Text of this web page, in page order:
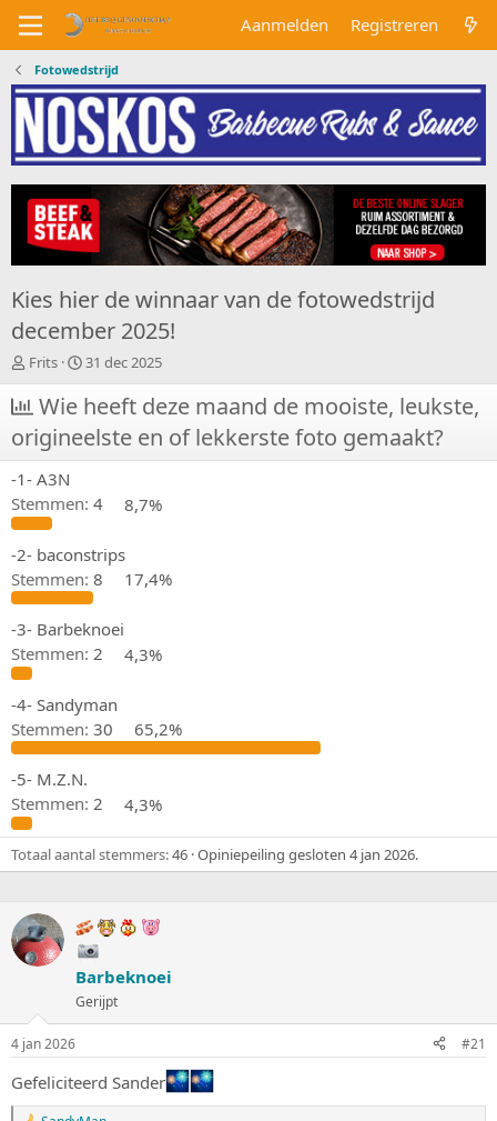
Aanmelden Registreren
Fotowedstrijd
Kies hier de winnaar van de fotowedstrijd
december 2025!
O
n
d
e
r
w
e
r
p
t
a
r
r
Frits
S
t
a
t
d
t
31 dec 2025
Wie heeft deze maand de mooiste, leukste,
origineelste en of lekkerste foto gemaakt?
-1- A3N
Stemmen: 4 8,7%
-2- baconstrips
Stemmen: 8 17,4%
-3- Barbeknoei
Stemmen: 2 4,3%
-4- Sandyman
Stemmen: 30 65,2%
-5- M.Z.N.
Stemmen: 2 4,3%
Totaal aantal stemmers 46 Opiniepeiling gesloten 4 jan 2026.
Barbeknoei
Gerijpt
4 jan 2026 #21
Gefeliciteerd Sander